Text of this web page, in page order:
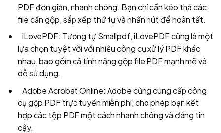
PDF đơn giản, nhanh chóng. Bạn chỉ cần kéo thả các
file cần gộp, sắp xếp thứ tự và nhấn nút để hoàn tất.
iLovePDF: Tương tự Smallpdf, iLovePDF cũng là một
lựa chọn tuyệt vời với nhiều công cụ xử lý PDF khác
nhau, bao gồm cả tính năng gộp file PDF mạnh mẽ và
dễ sử dụng.
Adobe Acrobat Online: Adobe cũng cung cấp công
cụ gộp PDF trực tuyến miễn phí, cho phép bạn kết
hợp các tệp PDF một cách nhanh chóng và đáng tin
cậy.